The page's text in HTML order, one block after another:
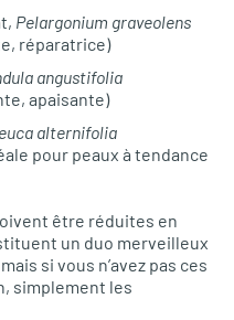
Pelargonium graveolens
réparatrice)
angustifolia
apaisante)
alternifolia
pour peaux à tendance
être réduites en
un duo merveilleux
si vous n’avez pas ces
simplement les